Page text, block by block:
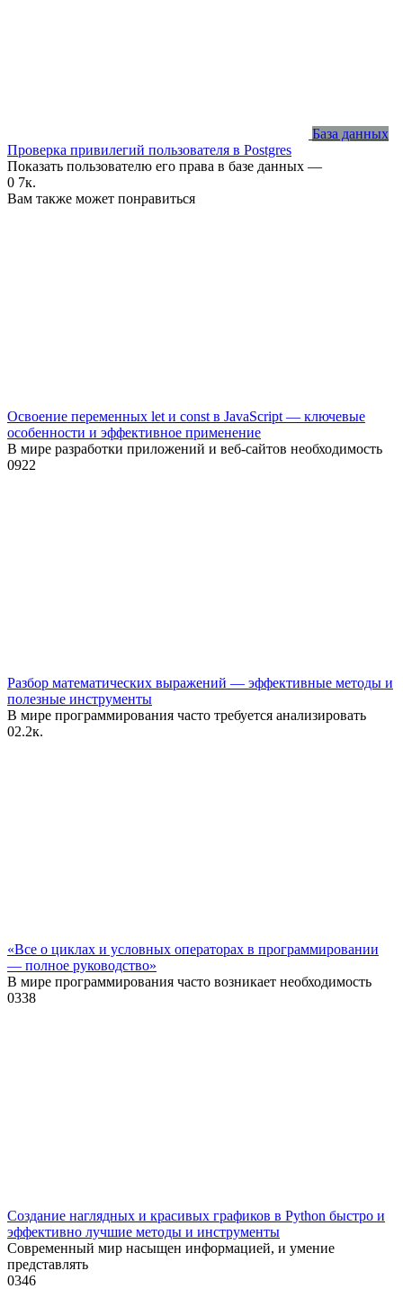
База данных
Проверка привилегий пользователя в Postgres
Показать пользователю его права в базе данных —
0 7к.
Вам также может понравиться
Освоение переменных let и const в JavaScript — ключевые
особенности и эффективное применение
В мире разработки приложений и веб-сайтов необходимость
0922
Разбор математических выражений — эффективные методы и
полезные инструменты
В мире программирования часто требуется анализировать
02.2к.
«Все о циклах и условных операторах в программировании
— полное руководство»
В мире программирования часто возникает необходимость
0338
Создание наглядных и красивых графиков в Python быстро и
эффективно лучшие методы и инструменты
Современный мир насыщен информацией, и умение
представлять
0346